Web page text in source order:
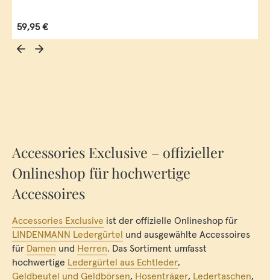
Regulärer Preis:
59,95 €
Accessories Exclusive – offizieller
Onlineshop für hochwertige
Accessoires
Accessories Exclusive ist der offizielle Onlineshop für
LINDENMANN Ledergürtel und ausgewählte Accessoires
für Damen und Herren. Das Sortiment umfasst
hochwertige Ledergürtel aus Echtleder,
Geldbeutel und Geldbörsen, Hosenträger, Ledertaschen,